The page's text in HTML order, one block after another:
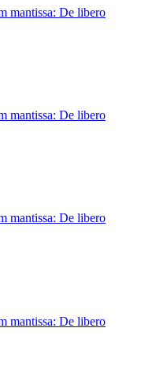
mantissa: De libero
mantissa: De libero
mantissa: De libero
mantissa: De libero